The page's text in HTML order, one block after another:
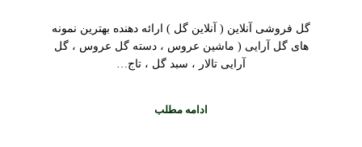
گل فروشی آنلاین ( آنلاین گل ) ارائه دهنده بهترین نمونه
های گل آرایی ( ماشین عروس ، دسته گل عروس ، گل
آرایی تالار ، سبد گل ، تاج…
ادامه مطلب